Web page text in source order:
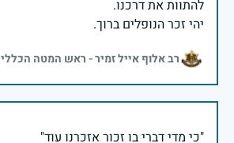
יהי זכר הנופלים ברוך.
רב אלוף אייל זמיר - ראש המטה הכללי